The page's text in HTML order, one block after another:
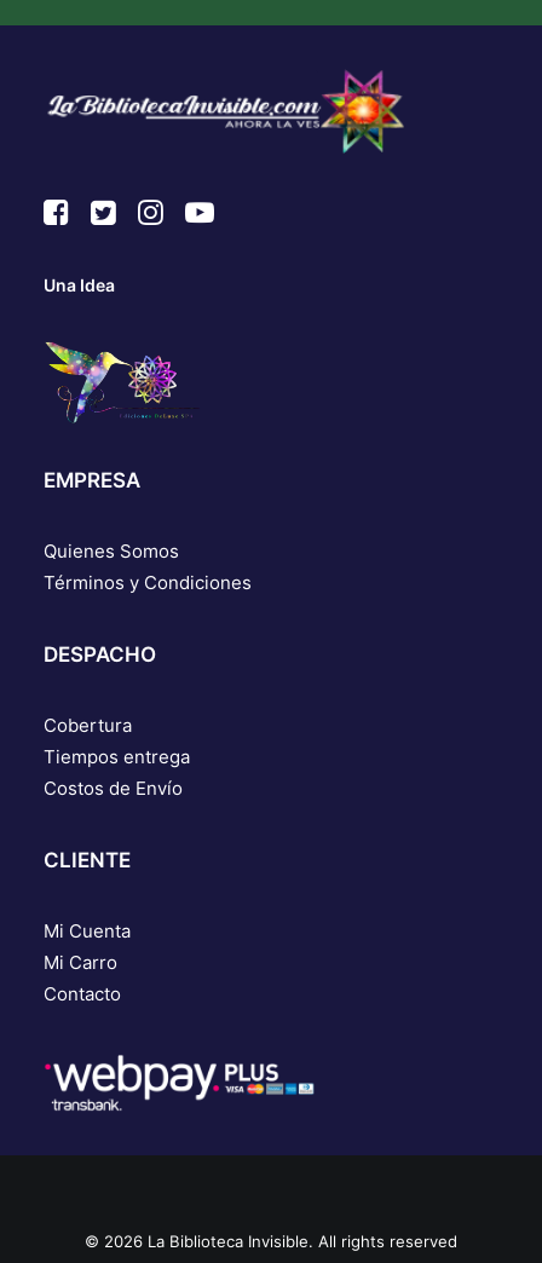
Una Idea
EMPRESA
Quienes Somos
Términos y Condiciones
DESPACHO
Cobertura
Tiempos entrega
Costos de Envío
CLIENTE
Mi Cuenta
Mi Carro
Contacto
© 2026 La Biblioteca Invisible. All rights reserved